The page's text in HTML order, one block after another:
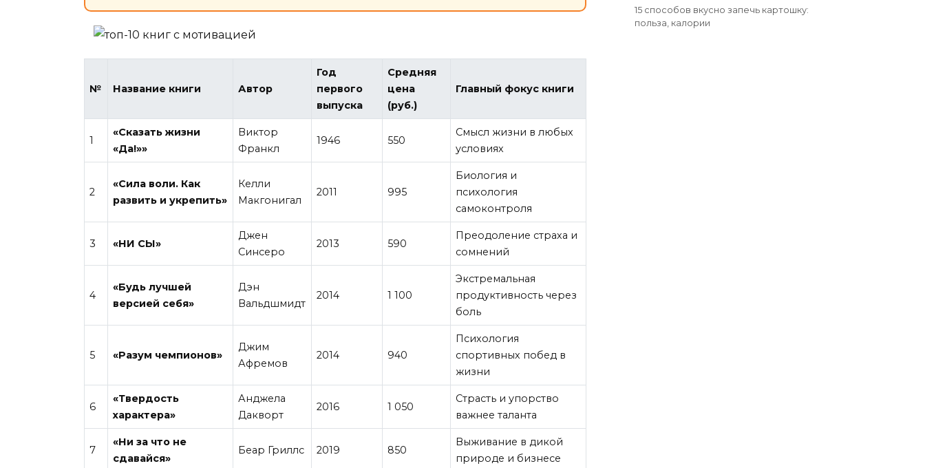
№ Название книги Автор
Год
первого
выпуска
Средняя
цена
(руб.)
Главный фокус книги
1
«Сказать жизни
«Да!»»
Виктор
Франкл
1946 550
Смысл жизни в любых
условиях
2
«Сила воли. Как
развить и укрепить»
Келли
Макгонигал
2011 995
Биология и
психология
самоконтроля
3 «НИ СЫ»
Джен
Синсеро
2013 590
Преодоление страха и
сомнений
4
«Будь лучшей
версией себя»
Дэн
Вальдшмидт
2014 1 100
Экстремальная
продуктивность через
боль
5 «Разум чемпионов»
Джим
Афремов
2014 940
Психология
спортивных побед в
жизни
6
«Твердость
характера»
Анджела
Дакворт
2016 1 050
Страсть и упорство
важнее таланта
7
«Ни за что не
сдавайся»
Беар Гриллс 2019 850
Выживание в дикой
природе и бизнесе
15 способов вкусно запечь картошку:
польза, калории